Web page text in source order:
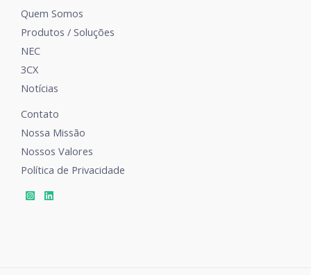
Quem Somos
Produtos / Soluções
NEC
3CX
Notícias
Contato
Nossa Missão
Nossos Valores
Política de Privacidade